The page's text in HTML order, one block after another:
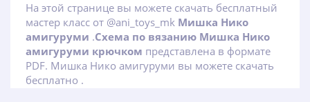
На этой странице вы можете скачать бесплатный
мастер класс от @ani_toys_mk Мишка Нико
амигуруми .Схема по вязанию Мишка Нико
амигуруми крючком представлена в формате
PDF. Мишка Нико амигуруми вы можете скачать
бесплатно .